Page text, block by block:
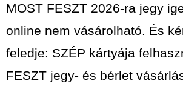
MOST FESZT 2026-ra jegy
online nem vásárolható. És
feledje: SZÉP kártyája
FESZT jegy- és bérlet